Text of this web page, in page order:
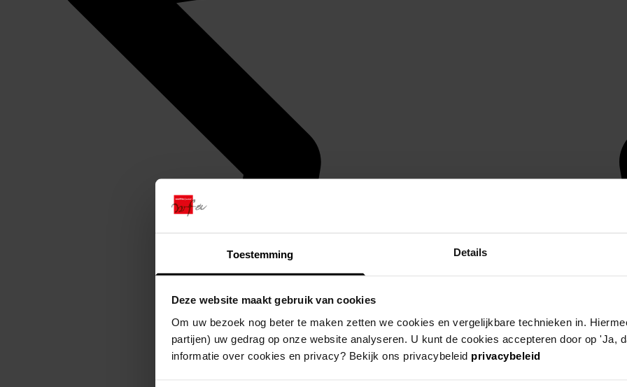
Toestemming Details
Deze website maakt gebruik van cookies
Om uw bezoek nog beter te maken zetten we cookies en vergelijkbare technieken in.
partijen) uw gedrag op onze website analyseren. U kunt de cookies accepteren door op 'Ja,
informatie over cookies en privacy? Bekijk ons privacybeleid privacybeleid